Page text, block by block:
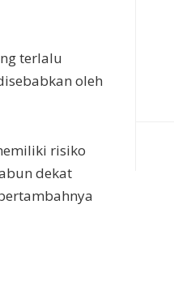
terlalu
oleh
risiko
dekat